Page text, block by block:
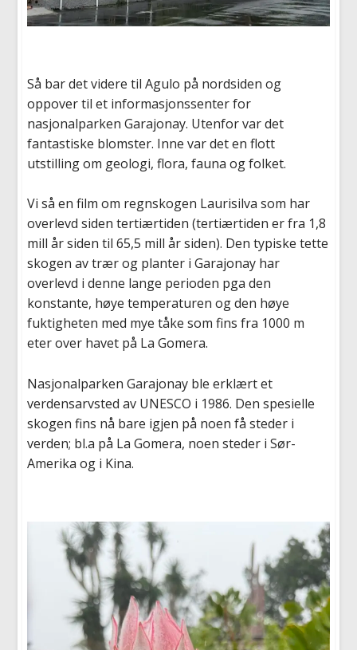
Så bar det videre til Agulo på nordsiden og
oppover til et informasjonssenter for
nasjonalparken Garajonay. Utenfor var det
fantastiske blomster. Inne var det en flott
utstilling om geologi, flora, fauna og folket.
Vi så en film om regnskogen Laurisilva som har
overlevd siden tertiærtiden (tertiærtiden er fra 1,8
mill år siden til 65,5 mill år siden). Den typiske tette
skogen av trær og planter i Garajonay har
overlevd i denne lange perioden pga den
konstante, høye temperaturen og den høye
fuktigheten med mye tåke som fins fra 1000 m
eter over havet på La Gomera.
Nasjonalparken Garajonay ble erklært et
verdensarvsted av UNESCO i 1986. Den spesielle
skogen fins nå bare igjen på noen få steder i
verden; bl.a på La Gomera, noen steder i Sør-
Amerika og i Kina.